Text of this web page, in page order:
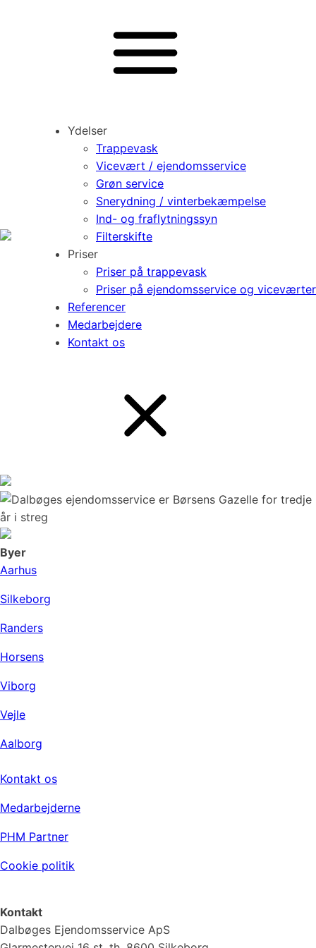
Ydelser
Trappevask
Vicevært / ejendomsservice
Grøn service
Snerydning / vinterbekæmpelse
Ind- og fraflytningssyn
Filterskifte
Priser
Priser på trappevask
Priser på ejendomsservice og viceværter
Referencer
Medarbejdere
Kontakt os
Byer
Aarhus
Silkeborg
Randers
Horsens
Viborg
Vejle
Aalborg
Kontakt os
Medarbejderne
PHM Partner
Cookie politik
Kontakt
Dalbøges Ejendomsservice ApS